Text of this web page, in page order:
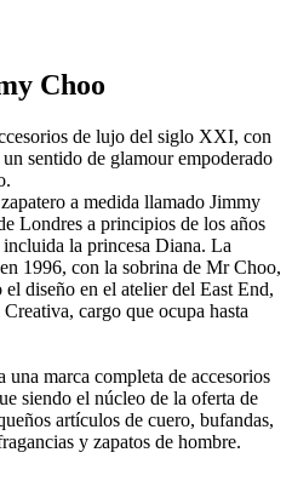
Choo
de lujo del siglo XXI, con
sentido de glamour empoderado
a medida llamado Jimmy
Londres a principios de los años
la princesa Diana. La
1996, con la sobrina de Mr Choo,
diseño en el atelier del East End,
cargo que ocupa hasta
marca completa de accesorios
siendo el núcleo de la oferta de
artículos de cuero, bufandas,
y zapatos de hombre.